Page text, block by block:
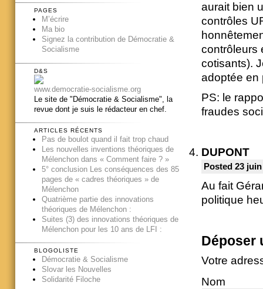
aurait bien
contrôles
contrôleurs
cotisants).
adoptée
PS: le
fraudes
DUPONT
Posted 23
Au fait
politique
Déposer
Votre
Nom
PAGES
M’écrire
Ma bio
Signez la contribution de Démocratie &
Socialisme
D&S
www.democratie-socialisme.org
Le site de "Démocratie & Socialisme", la
revue dont je suis le rédacteur en chef.
ARTICLES RÉCENTS
Pas de boulot quand il fait trop chaud
Les nouvelles inventions théoriques de
Mélenchon dans « Comment faire ? »
5° conclusion Les conséquences des 85
pages de « cadres théoriques » de
Mélenchon
Quatrième partie des innovations
théoriques de Mélenchon :
Suites (3) des innovations théoriques de
Mélenchon pour les 10 ans de LFI :
BLOGOLISTE
Démocratie & Socialisme
Slovar les Nouvelles
Solidarité Filoche